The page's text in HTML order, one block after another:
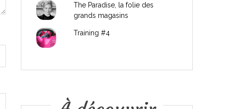
The Paradise, la folie des
grands magasins
Training #4